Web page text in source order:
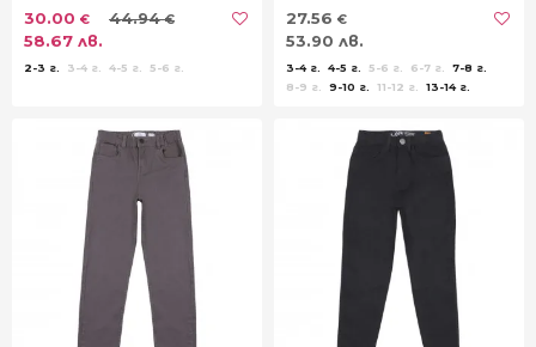
яке в тъмносиньо
30.00 €
58.67 лв.
44.94€
2-3 г. 3-4 г. 4-5 г. 5-6 г.
27.56 €
53.90 лв.
3-4 г. 4-5 г. 5-6 г. 6-7 г.
7-8 г.
8-9 г.
9-10 г. 11-12 г. 13-14 г.